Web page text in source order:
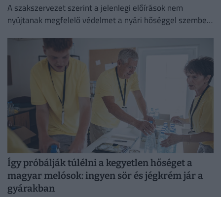
A szakszervezet szerint a jelenlegi előírások nem
nyújtanak megfelelő védelmet a nyári hőséggel szemben,
védelmében.
Így próbálják túlélni a kegyetlen hőséget a
magyar melósok: ingyen sör és jégkrém jár a
gyárakban